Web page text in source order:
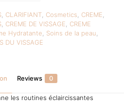
, CLARIFIANT, Cosmetics CREME
CREME DE VISSAGE
CREME
Hydratante Soins de la peau
DU VISSAGE
Reviews 0
les routines éclaircissantes